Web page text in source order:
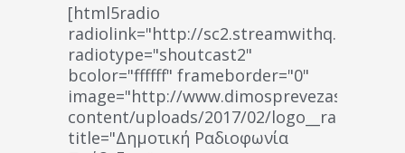
[html5radio
radiolink="http://
radiotype="shoutcast2"
bcolor="ffffff" frameborder="0"
image="http://www.dimosprevezas.gr/wp-
content/uploads/2017/02/
title="Δημοτική Ραδιοφωνία